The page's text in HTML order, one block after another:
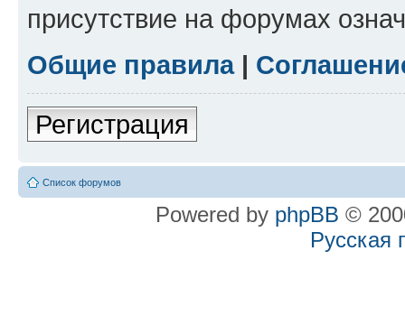
присутствие на форумах
Общие правила|
Регистрация
Список форумов
Powered by phpBB ©
Русская